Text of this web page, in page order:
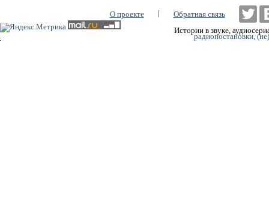
О проекте |
Обратная связь
Истории в звуке,
радиопостановки,